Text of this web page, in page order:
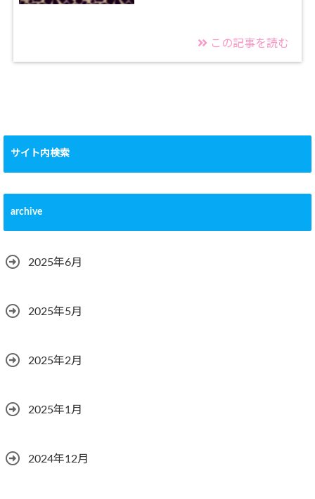
この記事を読む
サイト内検索
archive
2025年6月
2025年5月
2025年2月
2025年1月
2024年12月